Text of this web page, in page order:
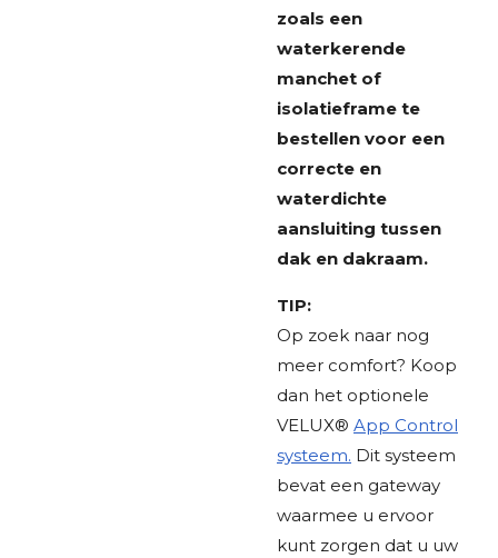
zoals een
waterkerende
manchet of
isolatieframe te
bestellen voor een
correcte en
waterdichte
aansluiting tussen
dak en dakraam.
TIP:
Op zoek naar nog
meer comfort? Koop
dan het optionele
VELUX® App Control
systeem. Dit systeem
bevat een gateway
waarmee u ervoor
kunt zorgen dat u uw